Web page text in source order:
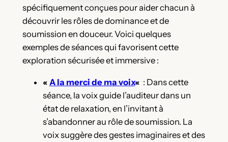
spécifiquement conçues pour aider chacun à
découvrir les rôles de dominance et de
soumission en douceur. Voici quelques
exemples de séances qui favorisent cette
exploration sécurisée et immersive :
« A la merci de ma voix« : Dans cette
séance, la voix guide l’auditeur dans un
état de relaxation, en l’invitant à
s’abandonner au rôle de soumission. La
voix suggère des gestes imaginaires et des